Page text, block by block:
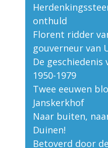
onthuld
Florent ridder
gouverneur van
De geschiedenis
1950-1979
Twee eeuwen
Janskerkhof
Naar buiten,
Duinen!
Betoverd door